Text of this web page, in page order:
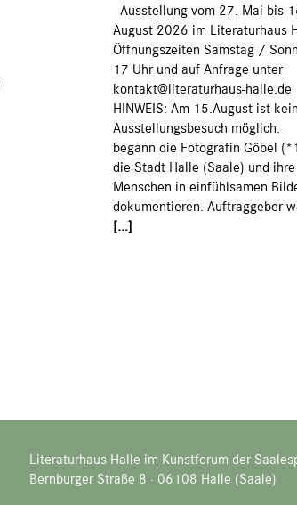
Ausstellung vom 27. Mai bis
August 2026 im Literaturhaus
Öffnungszeiten Samstag /
17 Uhr und auf Anfrage unter
kontakt@literaturhaus-halle.de
HINWEIS: Am 15.August ist kein
Ausstellungsbesuch
begann die Fotografin Göbel
die Stadt Halle (Saale) und ihre
Menschen in einfühlsamen
dokumentieren. Auftraggeber
[...]
Literaturhaus Halle im Kunstforum der
Bernburger Straße 8 · 06108 Halle (Saale)